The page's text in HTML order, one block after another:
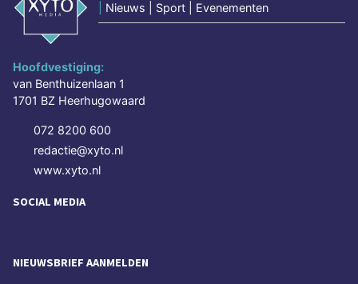
Nieuws | Sport | Evenementen
Hoofdvestiging:
van Benthuizenlaan 1
1701 BZ Heerhugowaard
072 8200 600
redactie@xyto.nl
www.xyto.nl
SOCIAL MEDIA
NIEUWSBRIEF AANMELDEN